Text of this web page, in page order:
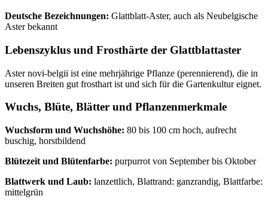
Deutsche Bezeichnungen: Glattblatt-Aster, auch als Neubelgische
Aster bekannt
Lebenszyklus und Frosthärte der Glattblattaster
Aster novi-belgii ist eine mehrjährige Pflanze (perennierend), die in
unseren Breiten gut frosthart ist und sich für die Gartenkultur eignet.
Wuchs, Blüte, Blätter und Pflanzenmerkmale
Wuchsform und Wuchshöhe: 80 bis 100 cm hoch, aufrecht
buschig, horstbildend
Blütezeit und Blütenfarbe: purpurrot von September bis Oktober
Blattwerk und Laub: lanzettlich, Blattrand: ganzrandig, Blattfarbe:
mittelgrün